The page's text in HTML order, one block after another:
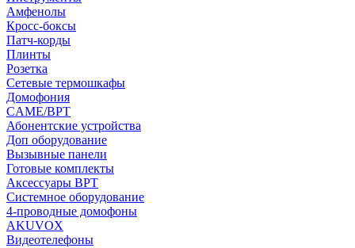
Амфенолы
Кросс-боксы
Патч-корды
Плинты
Розетка
Сетевые термошкафы
Домофония
CAME/BPT
Абонентские устройства
Доп оборудование
Вызывные панели
Готовые комплекты
Аксессуары BPT
Системное оборудование
4-проводные домофоны
AKUVOX
Видеотелефоны